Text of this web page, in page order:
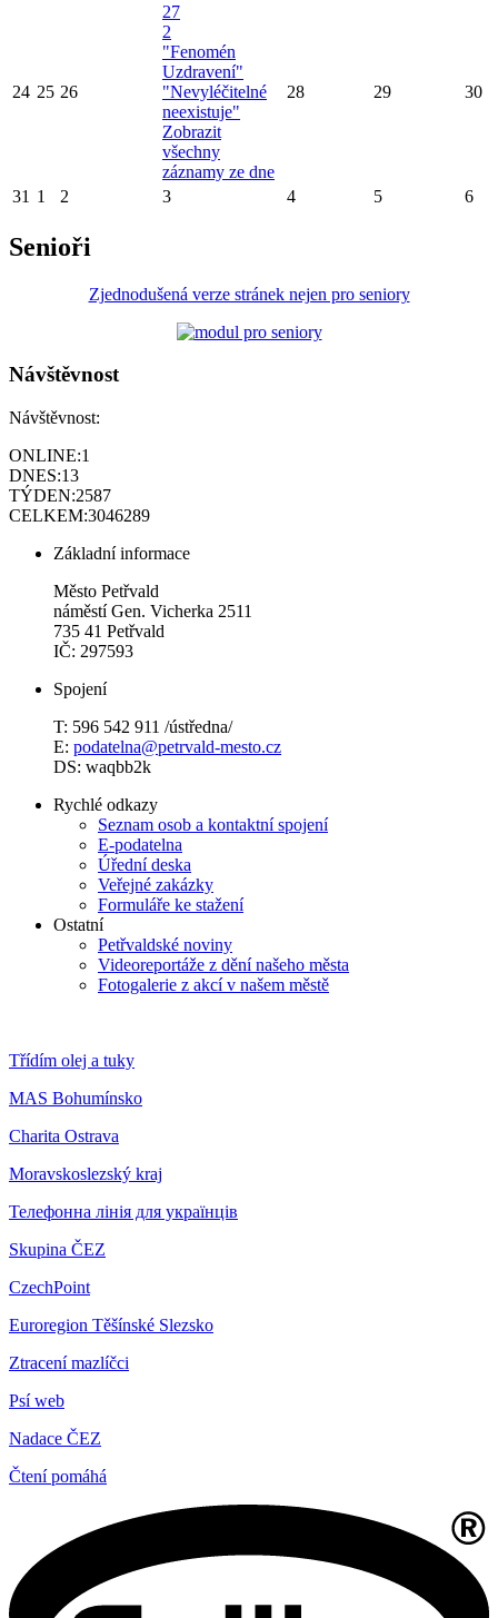
24 25 26
27
2
"Fenomén
Uzdravení"
"Nevyléčitelné
neexistuje"
Zobrazit
všechny
záznamy ze dne
28 29 30
31 1 2 3 4 5 6
Senioři
Zjednodušená verze stránek nejen pro seniory
Návštěvnost
Návštěvnost:
ONLINE:1
DNES:13
TÝDEN:2587
CELKEM:3046289
Základní informace
Město Petřvald
náměstí Gen. Vicherka 2511
735 41 Petřvald
IČ: 297593
Spojení
T: 596 542 911 /ústředna/
E: podatelna@petrvald-mesto.cz
DS: waqbb2k
Rychlé odkazy
Seznam osob a kontaktní spojení
E-podatelna
Úřední deska
Veřejné zakázky
Formuláře ke stažení
Ostatní
Petřvaldské noviny
Videoreportáže z dění našeho města
Fotogalerie z akcí v našem městě
Třídím olej a tuky
MAS Bohumínsko
Charita Ostrava
Moravskoslezský kraj
Телефонна лінія для українців
Skupina ČEZ
CzechPoint
Euroregion Těšínské Slezsko
Ztracení mazlíčci
Psí web
Nadace ČEZ
Čtení pomáhá